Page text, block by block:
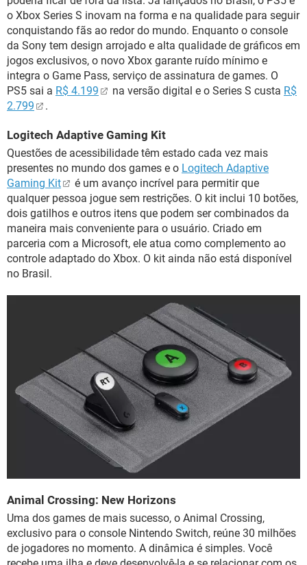
o Xbox Series S inovam na forma e na qualidade para seguir
conquistando fãs ao redor do mundo. Enquanto o console
da Sony tem design arrojado e alta qualidade de gráficos em
jogos exclusivos, o novo Xbox garante ruído mínimo e
integra o Game Pass, serviço de assinatura de games. O
PS5 sai a R$ 4.199 na versão digital e o Series S custa R$
2.799
.
Logitech Adaptive Gaming Kit
Questões de acessibilidade têm estado cada vez mais
presentes no mundo dos games e o Logitech Adaptive
Gaming Kit
é um avanço incrível para permitir que
qualquer pessoa jogue sem restrições. O kit inclui 10 botões,
dois gatilhos e outros itens que podem ser combinados da
maneira mais conveniente para o usuário. Criado em
parceria com a Microsoft, ele atua como complemento ao
controle adaptado do Xbox. O kit ainda não está disponível
no Brasil.
Animal Crossing: New Horizons
Uma dos games de mais sucesso, o Animal Crossing,
exclusivo para o console Nintendo Switch, reúne 30 milhões
de jogadores no momento. A dinâmica é simples. Você